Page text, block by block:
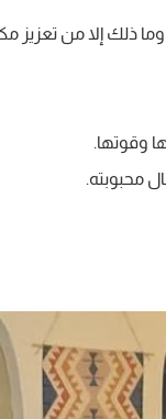
ذلك إلا من تعزيز
وقوتها.
محبوبته.